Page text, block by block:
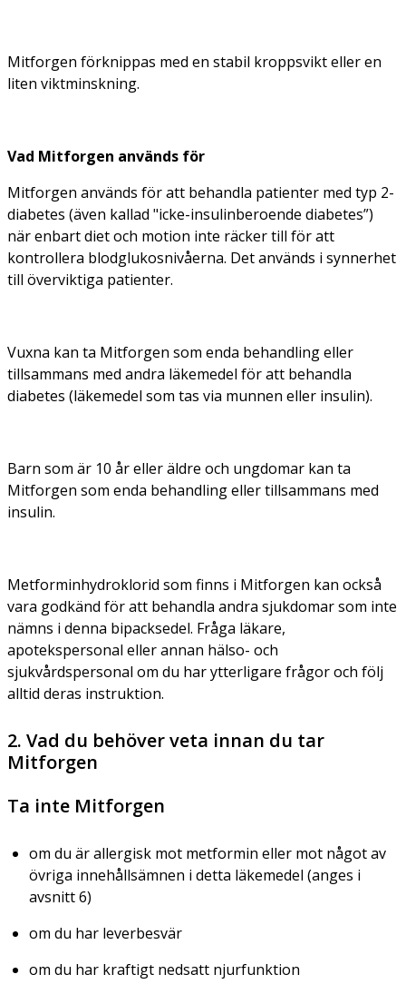
Mitforgen förknippas med en stabil kroppsvikt eller en
liten viktminskning.
Vad Mitforgen används för
Mitforgen används för att behandla patienter med typ 2-
diabetes (även kallad "icke-insulinberoende diabetes”)
när enbart diet och motion inte räcker till för att
kontrollera blodglukosnivåerna. Det används i synnerhet
till överviktiga patienter.
Vuxna kan ta Mitforgen som enda behandling eller
tillsammans med andra läkemedel för att behandla
diabetes (läkemedel som tas via munnen eller insulin).
Barn som är 10 år eller äldre och ungdomar kan ta
Mitforgen som enda behandling eller tillsammans med
insulin.
Metforminhydroklorid som finns i Mitforgen kan också
vara godkänd för att behandla andra sjukdomar som inte
nämns i denna bipacksedel. Fråga läkare,
apotekspersonal eller annan hälso- och
sjukvårdspersonal om du har ytterligare frågor och följ
alltid deras instruktion.
2. Vad du behöver veta innan du tar
Mitforgen
Ta inte Mitforgen
om du är allergisk mot metformin eller mot något av
övriga innehållsämnen i detta läkemedel (anges i
avsnitt 6)
om du har leverbesvär
om du har kraftigt nedsatt njurfunktion